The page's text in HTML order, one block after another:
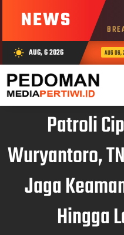
NEWS
wb_sunny AUG, 6 2026 AUG 06,
Patroli
Wuryantoro,
Jaga
Hingga